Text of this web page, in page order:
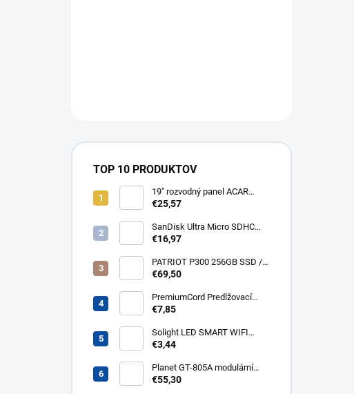
TOP 10 PRODUKTOV
19" rozvodný panel ACAR
8x230V, vypínač, indikátor
kabel 3m Acar S8 FA
€25,57
SanDisk Ultra Micro SDHC
32GB 120MB/s A1+ada
€16,97
PATRIOT P300 256GB SSD /
Interní / M.2 PCIe Gen3 x4
P300P256GM28
€69,50
PremiumCord Predlžovací
kábel - sieť 230V, IEC 320 C13
€7,85
Solight LED SMART WIFI
žiarovka, GU10, 5W, RGB,
€3,44
Planet GT-805A modulární
konvertor Gigabit
€55,30